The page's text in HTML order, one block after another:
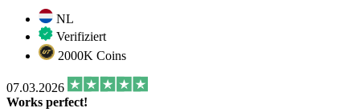
NL
Verifiziert
2000K Coins
07.03.2026
Works perfect!